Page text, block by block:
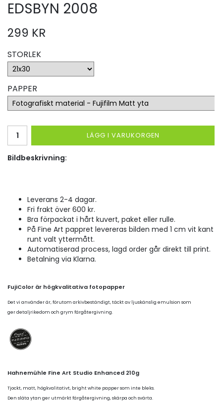
EDSBYN 2008
299 KR
STORLEK
PAPPER
LÄGG I VARUKORGEN
Bildbeskrivning:
Leverans 2-4 dagar.
Fri frakt över 600 kr.
Bra förpackat i hårt kuvert, paket eller rulle.
På Fine Art pappret levereras bilden med 1 cm vit kant
runt valt yttermått.
Automatiserad process, lagd order går direkt till print.
Betalning via Klarna.
FujiColor är högkvalitativa fotopapper
Det vi använder är, förutom arkivbeständigt, täckt av ljuskänslig emulsion som
ger detaljrikedom och grym färgåtergivning.
Hahnemühle Fine Art Studio Enhanced 210g
Tjockt, matt, högkvalitativt, bright white papper som inte bleks.
Den släta ytan ger utmärkt färgåtergivning, skärpa och svärta.